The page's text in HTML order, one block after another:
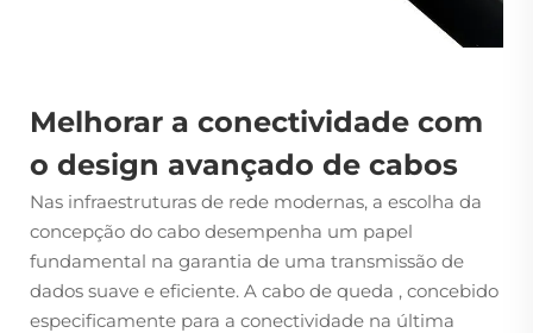
Melhorar a conectividade com
o design avançado de cabos
Nas infraestruturas de rede modernas, a escolha da
concepção do cabo desempenha um papel
fundamental na garantia de uma transmissão de
dados suave e eficiente. A cabo de queda , concebido
especificamente para a conectividade na última